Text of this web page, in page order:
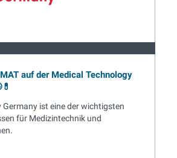
auf der Medical Technology
Germany ist eine der wichtigsten
für Medizintechnik und